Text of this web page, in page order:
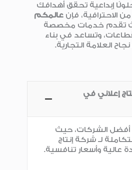
إبداعية تحقق أهدافك
الاحترافية، فإن عالمكم
تقدم خدمات مخصصة
وتساعد في بناء
العلامة التجارية.
إعلاني في
الشركات، حيث
لـ شركة إنتاج
عالية وأسعار تنافسية.